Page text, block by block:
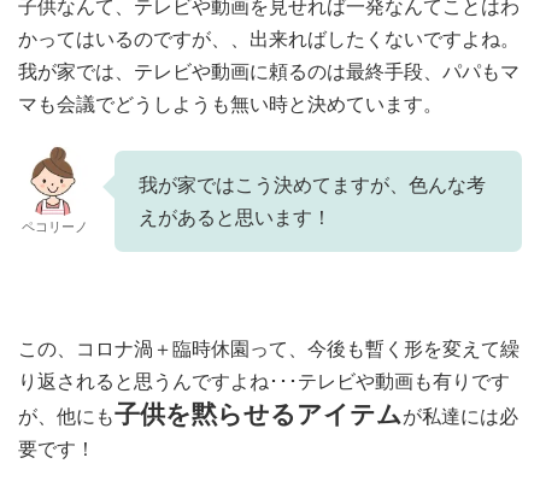
子供なんて、テレビや動画を見せれば一発なんてことはわ
かってはいるのですが、、出来ればしたくないですよね。
我が家では、テレビや動画に頼るのは最終手段、パパもマ
マも会議でどうしようも無い時と決めています。
ペコリーノ
我が家ではこう決めてますが、色んな考
えがあると思います！
この、コロナ渦＋臨時休園って、今後も暫く形を変えて繰
り返されると思うんですよね･･･テレビや動画も有りです
が、他にも子供を黙らせるアイテムが私達には必
要です！